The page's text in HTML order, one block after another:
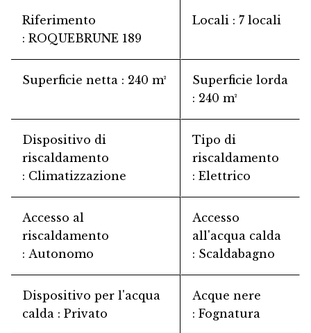
Riferimento
ROQUEBRUNE 189
Locali 7 locali
Superficie netta 240 m²
Superficie lorda
240 m²
Dispositivo di
riscaldamento
Climatizzazione
Tipo di
riscaldamento
Elettrico
Accesso al
riscaldamento
Autonomo
Accesso
all'acqua calda
Scaldabagno
Dispositivo per l'acqua
calda
Privato
Acque nere
Fognatura